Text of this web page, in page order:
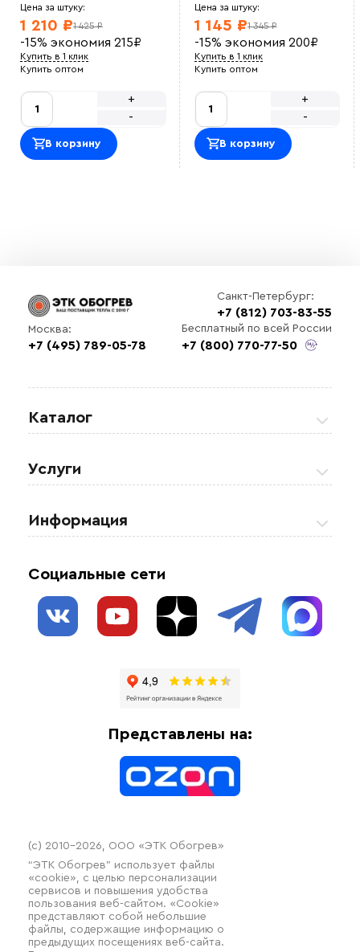
Цена за штуку:
1 425 ₽
1 210 ₽
-15% экономия 215₽
Купить в 1 клик
Купить оптом
-
+
В корзину
Цена за штуку:
1 345 ₽
1 145 ₽
-15% экономия 200₽
Купить в 1 клик
Купить оптом
-
+
В корзину
Санкт-Петербург:
+7 (812) 703-83-55
Москва:
+7 (495) 789-05-78
Бесплатный по всей России
+7 (800) 770-77-50
Каталог
Регулирующая аппаратура
Взрывозащищенное оборудование
Системы защиты от протечки
Отопительное оборудование
Услуги
Обогрев резервуаров
Обогрев трубопроводов
Информация
Блог
Социальные сети
Представлены на:
(c) 2010–2026, ООО «ЭТК Обогрев»
“ЭТК Обогрев” использует файлы
«cookie», с целью персонализации
сервисов и повышения удобства
пользования веб-сайтом. «Cookie»
представляют собой небольшие
файлы, содержащие информацию о
предыдущих посещениях веб-сайта.